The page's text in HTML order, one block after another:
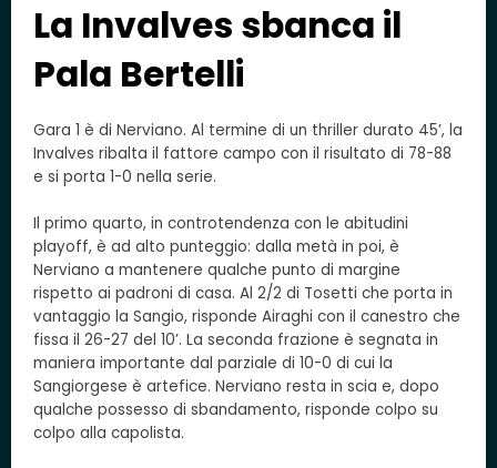
La Invalves sbanca il
Pala Bertelli
Gara 1 è di Nerviano. Al termine di un thriller durato 45’, la
Invalves ribalta il fattore campo con il risultato di 78-88
e si porta 1-0 nella serie.
Il primo quarto, in controtendenza con le abitudini
playoff, è ad alto punteggio: dalla metà in poi, è
Nerviano a mantenere qualche punto di margine
rispetto ai padroni di casa. Al 2/2 di Tosetti che porta in
vantaggio la Sangio, risponde Airaghi con il canestro che
fissa il 26-27 del 10’. La seconda frazione è segnata in
maniera importante dal parziale di 10-0 di cui la
Sangiorgese è artefice. Nerviano resta in scia e, dopo
qualche possesso di sbandamento, risponde colpo su
colpo alla capolista.